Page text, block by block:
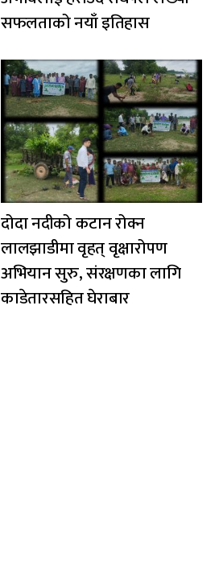
सफलताको नयाँ इतिहास
दोदा नदीको कटान रोक्न
लालझाडीमा वृहत् वृक्षारोपण
अभियान सुरु, संरक्षणका लागि
काडेतारसहित घेराबार